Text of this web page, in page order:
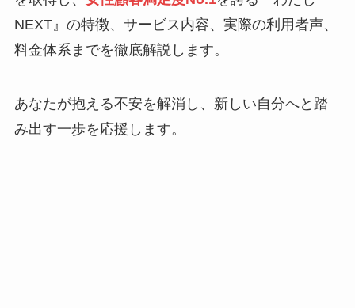
NEXT』の特徴、サービス内容、実際の利用者声、
料金体系までを徹底解説します。
あなたが抱える不安を解消し、新しい自分へと踏
み出す一歩を応援します。